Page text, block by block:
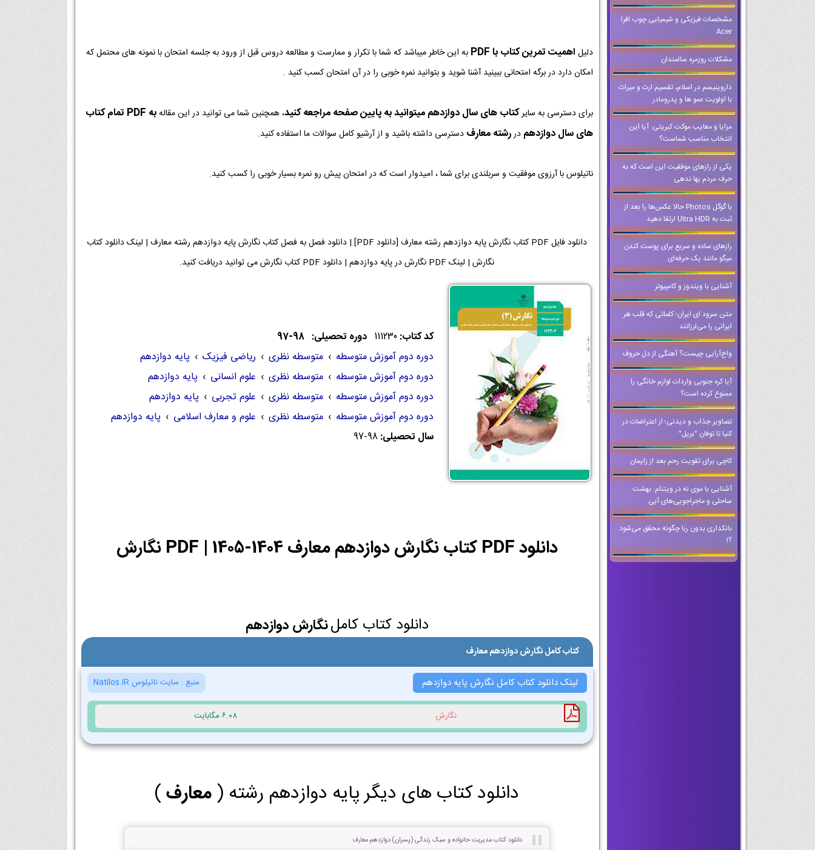
مشخصات فیزیکی و شیمیایی چوب افرا
Acer
مشکلات روزمره سالمندان
داروینیسم در اسلام، تقسیم ارث و میراث
با اولويت عمو ها و پدرومادر
مزایا و معایب موکت کبریتی: آیا این
انتخاب مناسب شماست؟
یکی از رازهای موفقیت این است که به
حرف مردم بها ندهی
با گوگل Photos حالا عکس‌ها را بعد از
ثبت به Ultra HDR ارتقا دهید
رازهای ساده و سریع برای پوست کندن
میگو مانند یک حرفه‌ای
آشنایی با ویندوز و کامپیوتر
متن سرود ای ایران؛ کلماتی که قلب هر
ایرانی را می‌لرزانند
واج‌آرایی چیست؟ آهنگی از دل حروف
آیا کره جنوبی واردات لوازم خانگی را
ممنوع کرده است؟
تصاویر جذاب و دیدنی؛ از اعتراضات در
کنیا تا توفان "بریل"
کاچی برای تقویت رحم بعد از زایمان
آشنایی با موی نه در ویتنام: بهشت
ساحلی و ماجراجویی‌های آبی
بانکداری بدون ربا چگونه محقق می‌شود
؟!
دلیل اهمیت تمرین کتاب با PDF
به این خاطر میباشد که شما با تکرار و ممارست و مطالعه دروس قبل از ورود به جلسه امتحان با نمونه های محتمل که
امکان دارد در برگه امتحانی ببینید آشنا شوید و بتوانید نمره خوبی را در آن امتحان کسب کنید .
برای دسترسی به سایرکتاب های سال دوازدهم میتوانید به پایین صفحه مراجعه کنید، همچنین شما می توانید در این مقاله
به PDF تمام کتاب
های سال دوازدهم دررشته معارف دسترسی داشته باشید و از آرشیو کامل سوالات ما استفاده کنید.
ناتیلوس با آرزوی موفقیت و سربلندی برای شما ، امیدوار است که در امتحان پیش رو نمره بسیار خوبی را کسب کنید.
دانلود فایل PDF کتاب نگارش پایه دوازدهم رشته معارف [دانلود PDF] | دانلود فصل به فصل کتاب نگارش پایه دوازدهم رشته معارف | لینک دانلود کتاب
نگارش | لینک PDF نگارش در پایه دوازدهم | دانلود PDF کتاب نگارش می توانید دریافت کنید.
کد کتاب: 111230 دوره تحصیلی: 98-97
دوره دوم آموزش متوسطه › متوسطه نظری › ریاضی فیزیک › پایه دوازدهم
دوره دوم آموزش متوسطه › متوسطه نظری › علوم انسانی › پایه دوازدهم
دوره دوم آموزش متوسطه › متوسطه نظری › علوم تجربی › پایه دوازدهم
دوره دوم آموزش متوسطه › متوسطه نظری › علوم و معارف اسلامی › پایه دوازدهم
سال تحصیلی:97-98
دانلود PDF کتاب نگارش دوازدهم معارف 1404-1405 | PDF نگارش
دانلود کتاب کاملنگارش دوازدهم
کتاب کامل نگارش دوازدهم معارف
لینک دانلود کتاب کامل نگارش پایه دوازدهم منبع : سایت ناتیلوس Natilos.iR
نگارش 6.08 مگابایت
دانلود کتاب های دیگر پایه دوازدهم رشته (معارف)
دانلود کتاب مدیریت خانواده و سبک زندگی (پسران) دوازدهم معارف